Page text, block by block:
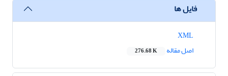
فایل ها
اصل مقاله
276.68 K